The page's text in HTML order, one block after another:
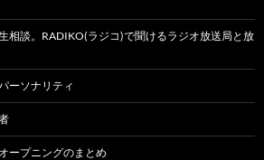
相談。RADIKO(ラジコ)で聞けるラジオ放送局と放
ーソナリティ
ープニングのまとめ